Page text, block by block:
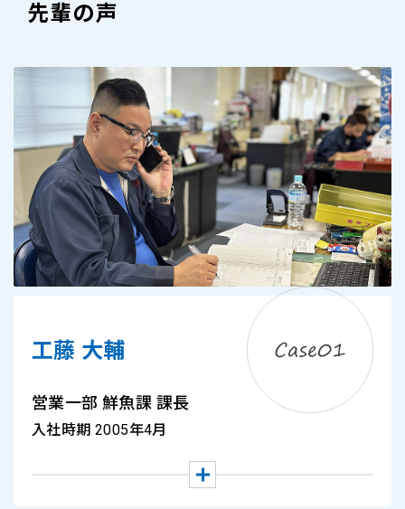
先輩の声
工藤 大輔
営業一部 鮮魚課 課⻑
入社時期 2005年4月